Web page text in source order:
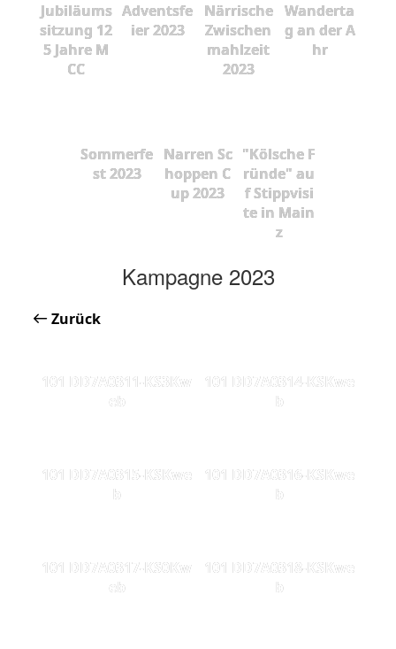
Jubiläums
sitzung 12
5 Jahre M
CC
Adventsfe
ier 2023
Närrische
Zwischen
mahlzeit
2023
Wanderta
g an der A
hr
Sommerfe
st 2023
Narren Sc
hoppen C
up 2023
"Kölsche F
ründe" au
f Stippvisi
te in Main
z
Kampagne 2023
Zurück
101 DD7A0311-KS3Kw
eb
101 DD7A0314-KSKwe
b
101 DD7A0315-KSKwe
b
101 DD7A0316-KSKwe
b
101 DD7A0317-KS0Kw
eb
101 DD7A0318-KSKwe
b